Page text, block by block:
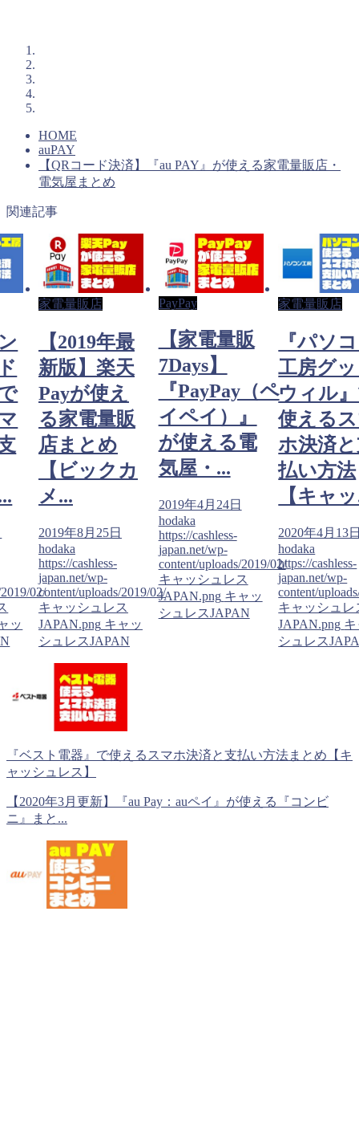
HOME
auPAY
【QRコード決済】『au PAY』が使える家電量販店・
電気屋まとめ
関連記事
02/
ッ
家電量販店
【2019年最
新版】楽天
Payが使え
る家電量販
店まとめ
【ビックカ
メ...
2019年8月25日
hodaka
https://cashless-
japan.net/wp-
content/uploads/2019/02/
キャッシュレス
JAPAN.png キャッ
シュレスJAPAN
PayPay
【家電量販
7Days】
『PayPay（ペ
イペイ）』
が使える電
気屋・...
2019年4月24日
hodaka
https://cashless-
japan.net/wp-
content/uploads/2019/02/
キャッシュレス
JAPAN.png キャッ
シュレスJAPAN
家電量販店
『パソ
工房グ
ウィル
使える
ホ決済
払い方法
【キャ
2020年4月13
hodaka
https://cashless-
japan.net/wp-
content/
キャッシュレ
JAPAN.png
シュレス
『ベスト電器』で使えるスマホ決済と支払い方法まとめ【キ
ャッシュレス】
【2020年3月更新】『au Pay：auペイ』が使える『コンビ
ニ』まと...